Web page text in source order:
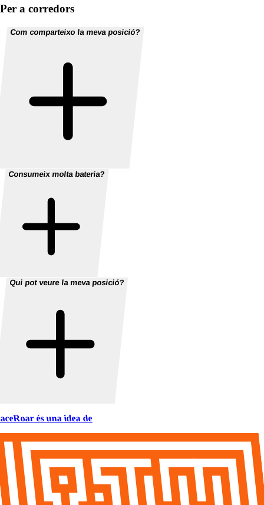
Per a corredors
Com comparteixo la meva posició?
Consumeix molta bateria?
Qui pot veure la meva posició?
és una idea de